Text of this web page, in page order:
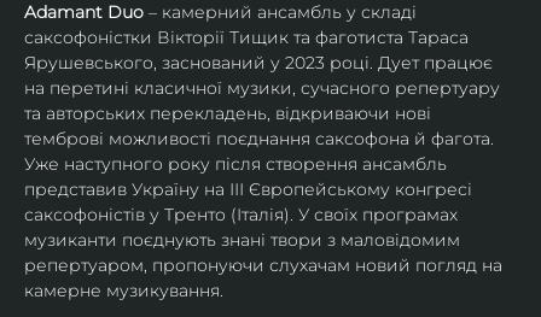
Adamant Duo – камерний ансамбль у складі
саксофоністки Вікторії Тищик та фаготиста Тараса
Ярушевського, заснований у 2023 році. Дует працює
на перетині класичної музики, сучасного репертуару
та авторських перекладень, відкриваючи нові
темброві можливості поєднання саксофона й фагота.
Уже наступного року після створення ансамбль
представив Україну на ІІІ Європейському конгресі
саксофоністів у Тренто (Італія). У своїх програмах
музиканти поєднують знані твори з маловідомим
репертуаром, пропонуючи слухачам новий погляд на
камерне музикування.